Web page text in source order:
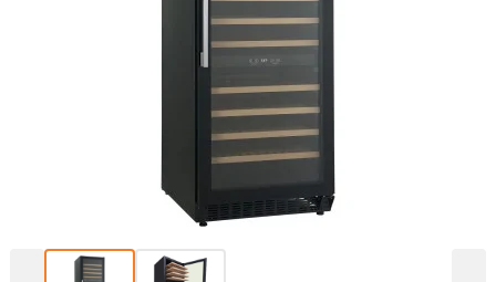
Варочные поверхности
Микроволновые печи